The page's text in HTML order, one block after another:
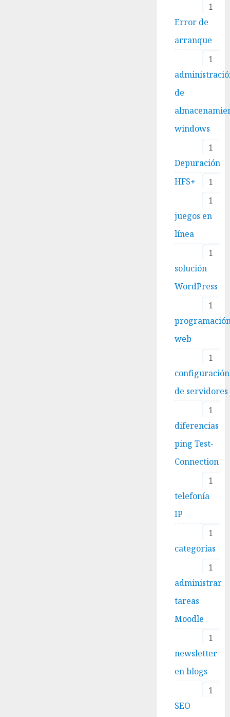
1
Error de
arranque
1
de
windows
1
Depuración
1
HFS+
1
juegos en
línea
1
solución
WordPress
1
web
1
configuración
de servidores
1
diferencias
ping Test-
Connection
1
telefonía
IP
1
categorías
1
administrar
tareas
Moodle
1
newsletter
en blogs
1
SEO